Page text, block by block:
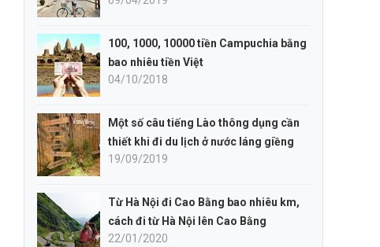
100, 1000, 10000 tiền Campuchia bằng
bao nhiêu tiền Việt
04/10/2018
Một số câu tiếng Lào thông dụng cần
thiết khi đi du lịch ở nước láng giềng
19/09/2019
Từ Hà Nội đi Cao Bằng bao nhiêu km,
cách đi từ Hà Nội lên Cao Bằng
22/01/2020